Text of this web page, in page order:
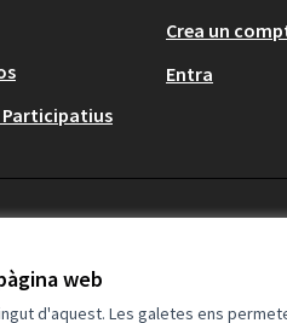
web
d'aquest. Les galetes ens
Participatius
Crea un
Entra